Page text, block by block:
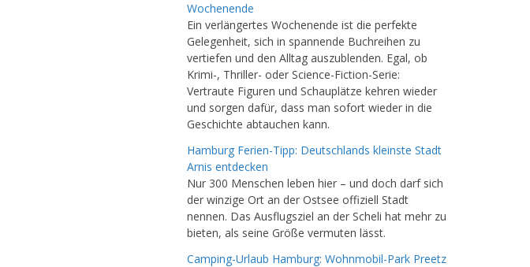
Wochenende
Ein verlängertes Wochenende ist die perfekte
Gelegenheit, sich in spannende Buchreihen zu
vertiefen und den Alltag auszublenden. Egal, ob
Krimi-, Thriller- oder Science-Fiction-Serie:
Vertraute Figuren und Schauplätze kehren wieder
und sorgen dafür, dass man sofort wieder in die
Geschichte abtauchen kann.
Hamburg Ferien-Tipp: Deutschlands kleinste Stadt
Arnis entdecken
Nur 300 Menschen leben hier – und doch darf sich
der winzige Ort an der Ostsee offiziell Stadt
nennen. Das Ausflugsziel an der Scheli hat mehr zu
bieten, als seine Größe vermuten lässt.
Camping-Urlaub Hamburg: Wohnmobil-Park Preetz